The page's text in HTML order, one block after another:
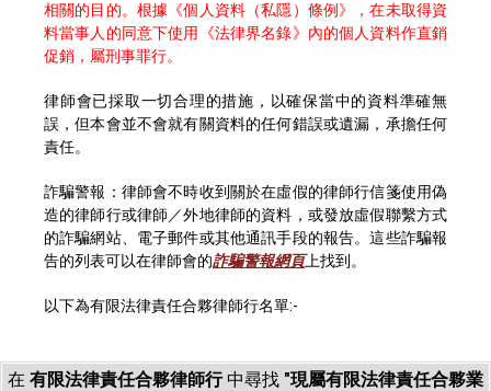
相關的目的。根據《個人資料（私隱）條例》，在未取得資
料當事人的同意下使用《法律界名錄》內的個人資料作直銷
促銷，屬刑事罪行。
律師會已採取一切合理的措施，以確保當中的資料準確無
誤，但本會並不會就有關資料的任何錯誤或遺漏，承擔任何
責任。
詐騙警報：律師會不時收到關於在虛假的律師行信箋使用偽
造的律師行或律師／外地律師的資料，或發放虛假聯繫方式
的詐騙網站、電子郵件或其他通訊手段的報告。這些詐騙報
告的列表可以在律師會的詐騙警報網頁上找到。
以下為有限法律責任合夥律師行名單:-
在 有限法律責任合夥律師行中尋找 "現屬有限法律責任合夥業